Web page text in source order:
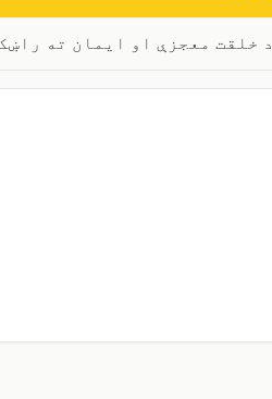
د خلقت معجزې او ایمان ته